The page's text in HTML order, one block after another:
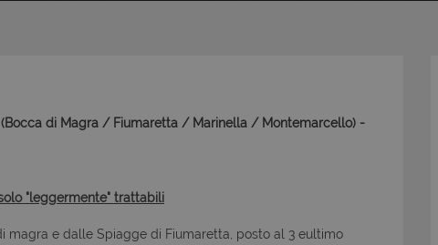
di Magra / Fiumaretta / Marinella / Montemarcello) -
"leggermente" trattabili
e dalle Spiagge di Fiumaretta, posto al 3 eultimo